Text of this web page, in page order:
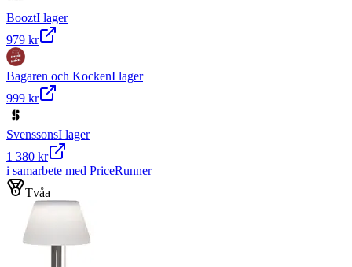
BooztI lager
979 kr
Bagaren och KockenI lager
999 kr
SvenssonsI lager
1 380 kr
i samarbete med PriceRunner
Tvåa